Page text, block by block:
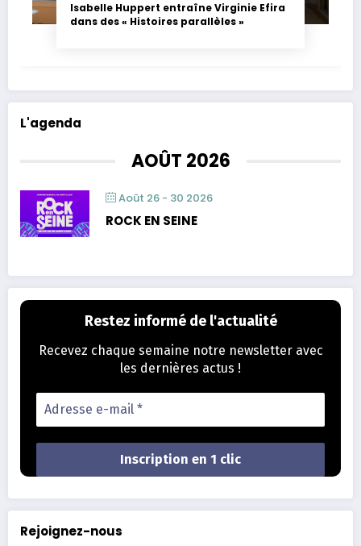
Isabelle Huppert entraîne Virginie Efira
dans des « Histoires parallèles »
L'agenda
AOÛT 2026
Août 26 - 30 2026
ROCK EN SEINE
Restez informé de l'actualité
Recevez chaque semaine notre newsletter avec
les dernières actus !
Rejoignez-nous